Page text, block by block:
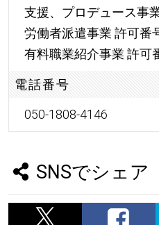
支援、プロデュース事
労働者派遣事業 許可番
有料職業紹介事業 許可
電話番号
050-1808-4146
SNSでシェア